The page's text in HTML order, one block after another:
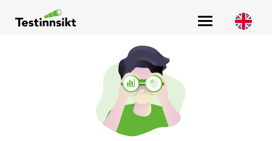
Main Navigation